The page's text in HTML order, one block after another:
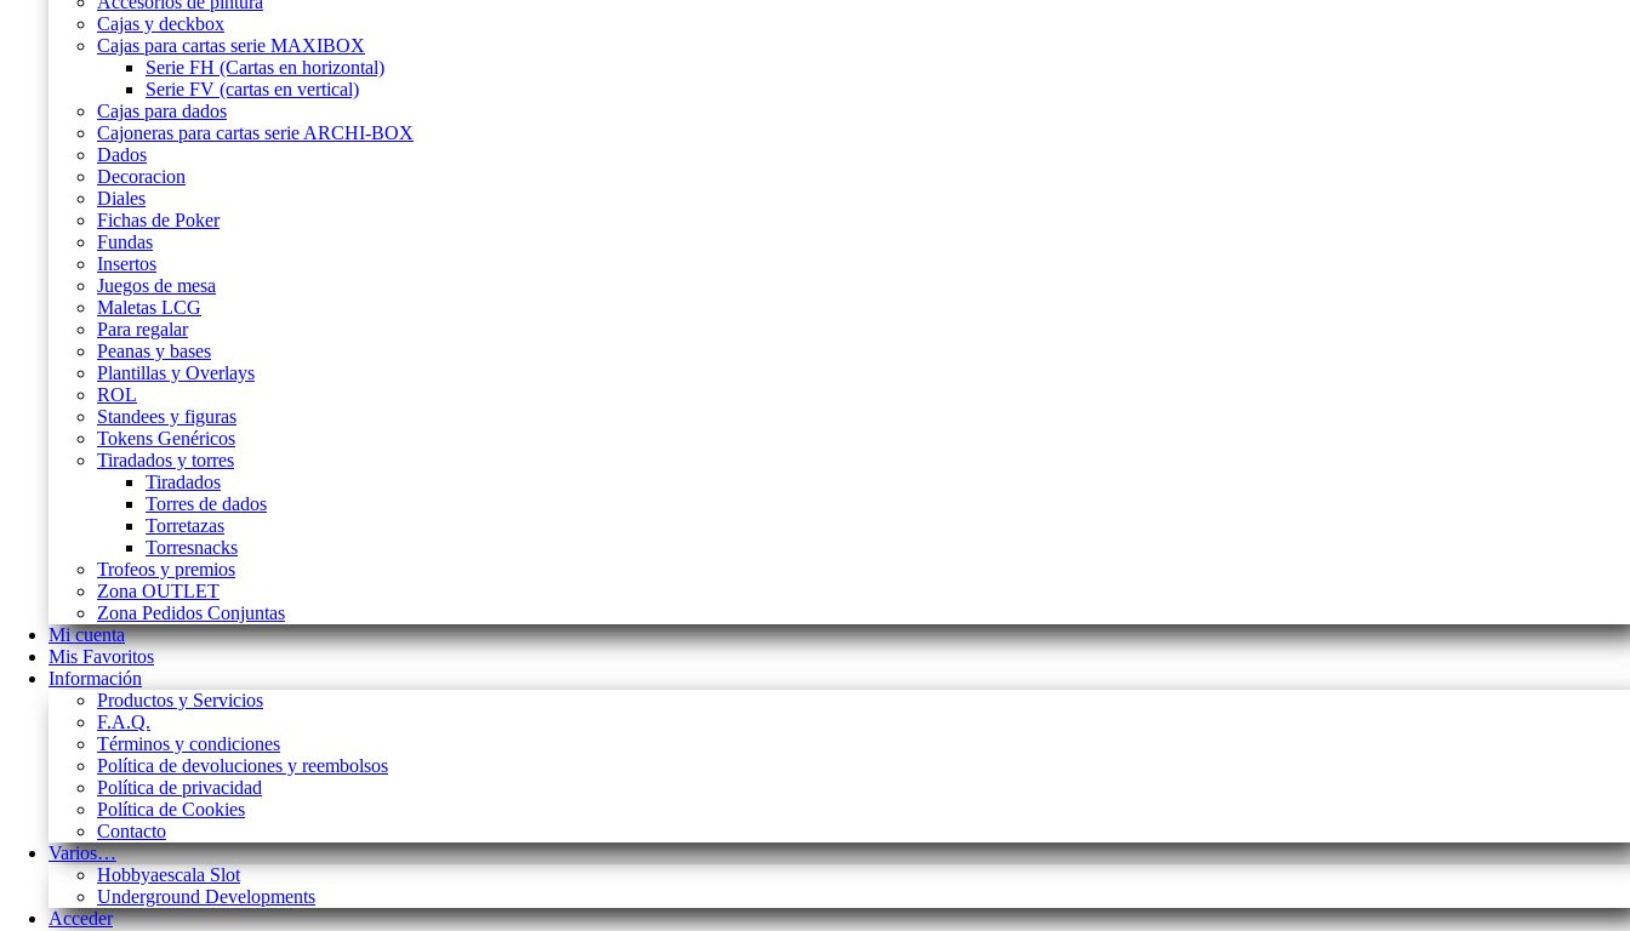
Cajas y deckbox
Cajas para cartas serie MAXIBOX
Serie FH (Cartas en horizontal)
Serie FV (cartas en vertical)
Cajas para dados
Cajoneras para cartas serie ARCHI-BOX
Dados
Decoracion
Diales
Fichas de Poker
Fundas
Insertos
Juegos de mesa
Maletas LCG
Para regalar
Peanas y bases
Plantillas y Overlays
ROL
Standees y figuras
Tokens Genéricos
Tiradados y torres
Tiradados
Torres de dados
Torretazas
Torresnacks
Trofeos y premios
Zona OUTLET
Zona Pedidos Conjuntas
Mi cuenta
Mis Favoritos
Información
Productos y Servicios
F.A.Q.
Términos y condiciones
Política de devoluciones y reembolsos
Política de privacidad
Política de Cookies
Contacto
Varios…
Hobbyaescala Slot
Underground Developments
Acceder